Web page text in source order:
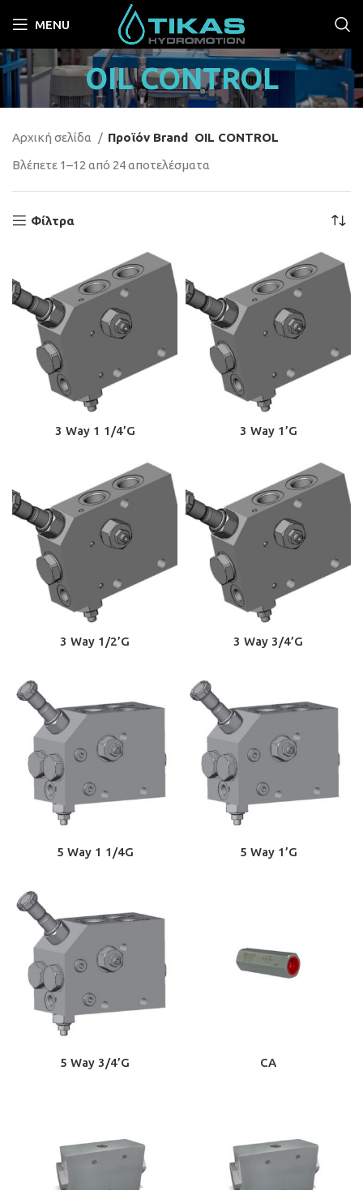
MENU
OIL CONTROL
Αρχική σελίδα Προϊόν Brand OIL CONTROL
Βλέπετε 1–12 από 24 αποτελέσματα
Φίλτρα
3 Way 1 1/4’G 3 Way 1’G
3 Way 1/2’G 3 Way 3/4’G
5 Way 1 1/4G 5 Way 1’G
5 Way 3/4’G CA